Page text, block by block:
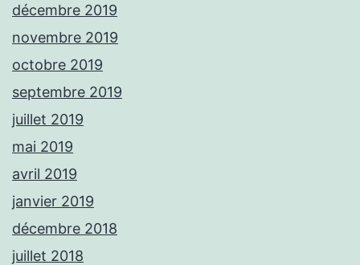
décembre 2019
novembre 2019
octobre 2019
septembre 2019
juillet 2019
mai 2019
avril 2019
janvier 2019
décembre 2018
juillet 2018